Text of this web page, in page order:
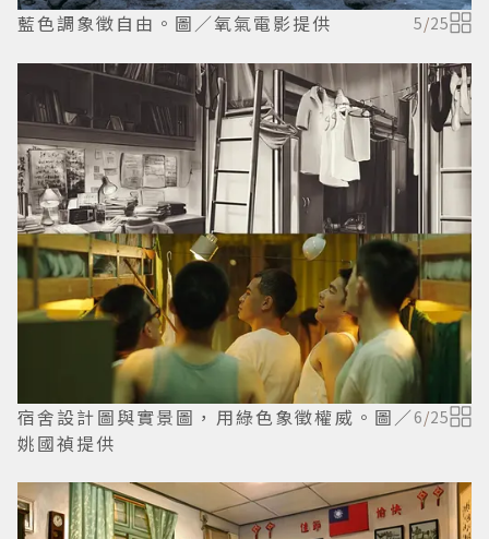
藍色調象徵自由。圖／氧氣電影提供 5/25
宿舍設計圖與實景圖，用綠色象徵權威。圖／
姚國禎提供
6/25